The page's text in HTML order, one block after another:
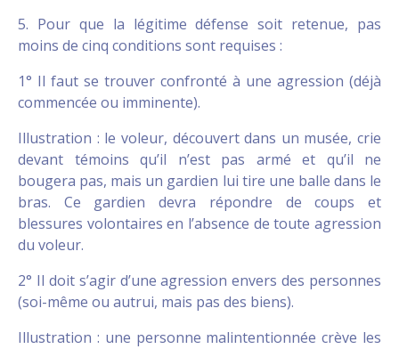
5. Pour que la légitime défense soit retenue, pas
moins de cinq conditions sont requises :
1° Il faut se trouver confronté à une agression (déjà
commencée ou imminente).
Illustration : le voleur, découvert dans un musée, crie
devant témoins qu’il n’est pas armé et qu’il ne
bougera pas, mais un gardien lui tire une balle dans le
bras. Ce gardien devra répondre de coups et
blessures volontaires en l’absence de toute agression
du voleur.
2° Il doit s’agir d’une agression envers des personnes
(soi-même ou autrui, mais pas des biens).
Illustration : une personne malintentionnée crève les